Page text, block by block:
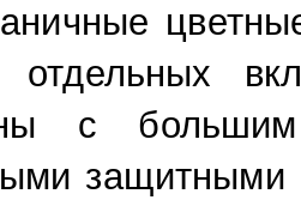
с
защитными